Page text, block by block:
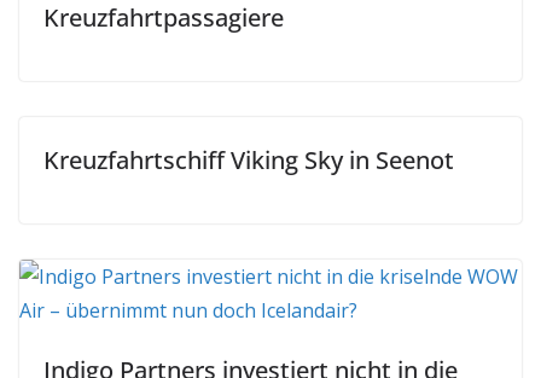
Kreuzfahrtpassagiere
Kreuzfahrtschiff Viking Sky in Seenot
Indigo Partners investiert nicht in die